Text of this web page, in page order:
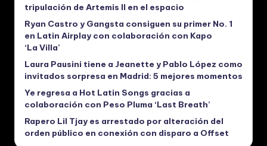
tripulación de Artemis II en el espacio
Ryan Castro y Gangsta consiguen su primer No. 1
en Latin Airplay con colaboración con Kapo
‘La Villa’
Laura Pausini tiene a Jeanette y Pablo López como
invitados sorpresa en Madrid: 5 mejores momentos
Ye regresa a Hot Latin Songs gracias a
colaboración con Peso Pluma ‘Last Breath’
Rapero Lil Tjay es arrestado por alteración del
orden público en conexión con disparo a Offset